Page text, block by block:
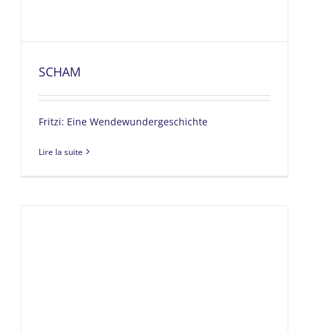
SCHAM
Fritzi: Eine Wendewundergeschichte
Lire la suite